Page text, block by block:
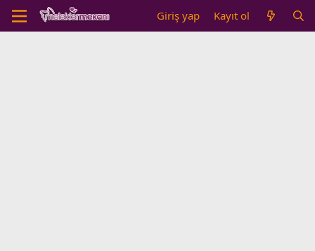
Giriş yap Kayıt ol